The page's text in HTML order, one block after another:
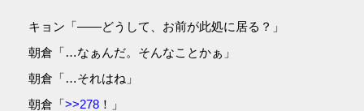
キョン「――どうして、お前が此処に居る？」
朝倉「…なぁんだ。そんなことかぁ」
朝倉「…それはね」
朝倉「>>278 ！」